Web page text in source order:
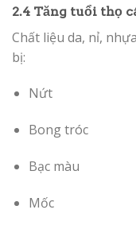
2.4 Tăng tuổi thọ
Chất liệu da, nỉ,
bị:
Nứt
Bong tróc
Bạc màu
Mốc